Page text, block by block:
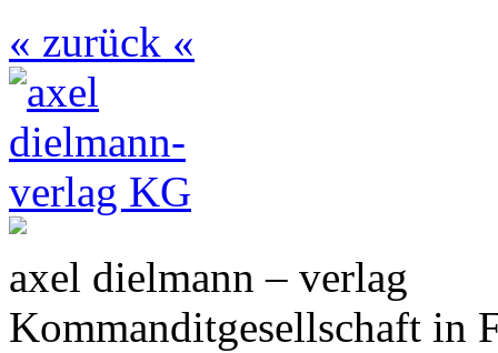
« zurück «
axel dielmann – verlag
Kommanditgesellschaft in